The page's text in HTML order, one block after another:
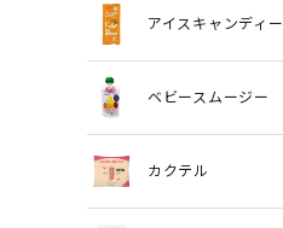
アイスキャンディー
ベビースムージー
カクテル